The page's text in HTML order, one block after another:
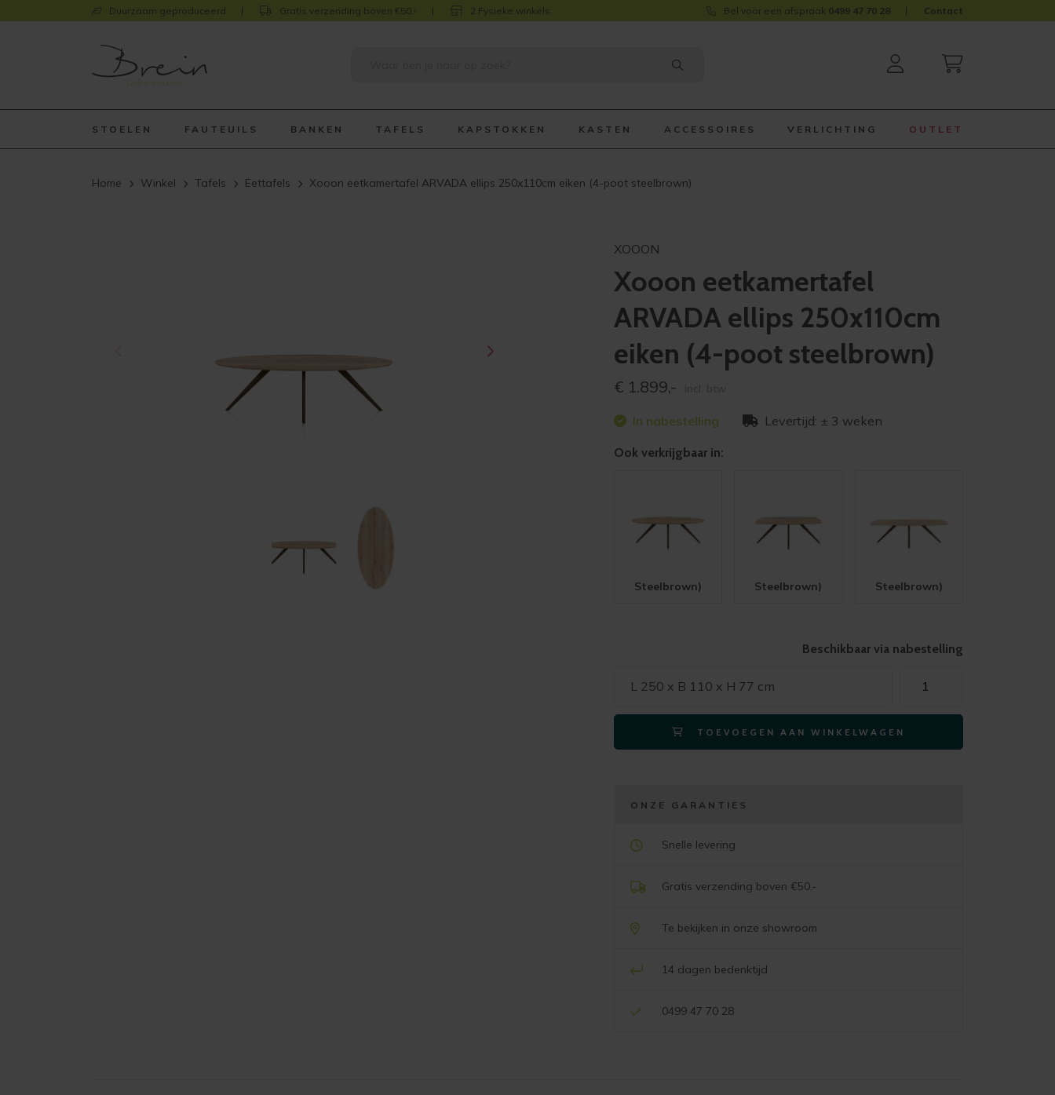
Duurzaam geproduceerd Gratis verzending boven €50,- 2 Fysieke winkels Bel voor een afspraak 0499 47 70 28 Contact
STOELEN FAUTEUILS BANKEN TAFELS KAPSTOKKEN KASTEN ACCESSOIRES VERLICHTING OUTLET
Home Winkel Tafels Eettafels Xooon eetkamertafel ARVADA ellips 250x110cm eiken (4-poot steelbrown)
XOOON
Xooon eetkamertafel
ARVADA ellips 250x110cm
eiken (4-poot steelbrown)
€ 1.899,-
In nabestelling Levertijd: ± 3 weken
Ook verkrijgbaar in:
Steelbrown) Steelbrown) Steelbrown)
Beschikbaar via nabestelling
L 250 x B 110 x H 77 cm
eetkamertafel
ARVADA
ellips
250x110cm
TOEVOEGEN AAN WINKELWAGEN
ONZE GARANTIES
Snelle levering
Gratis verzending boven €50,-
Te bekijken in onze showroom
14 dagen bedenktijd
0499 47 70 28